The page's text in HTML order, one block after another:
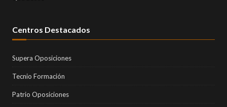
Centros Destacados
Supera Oposiciones
Tecnio Formación
Patrio Oposiciones